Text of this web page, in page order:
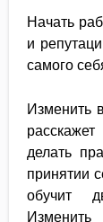
Начать
и
самого
Изменить
делать
принятии
обучит